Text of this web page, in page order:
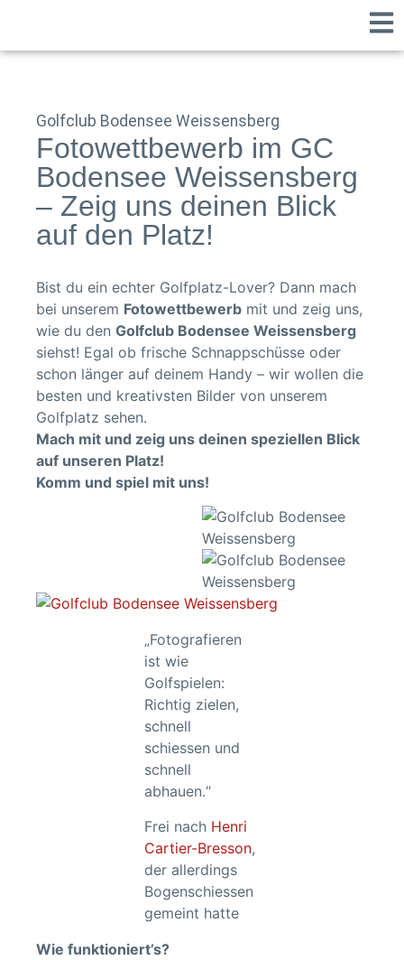
Golfclub Bodensee Weissensberg
Fotowettbewerb im GC
Bodensee Weissensberg
– Zeig uns deinen Blick
auf den Platz!
Bist du ein echter Golfplatz-Lover? Dann mach
bei unserem Fotowettbewerb mit und zeig uns,
wie du den Golfclub Bodensee Weissensberg
siehst! Egal ob frische Schnappschüsse oder
schon länger auf deinem Handy – wir wollen die
besten und kreativsten Bilder von unserem
Golfplatz sehen.
Mach mit und zeig uns deinen speziellen Blick
auf unseren Platz!
Komm und spiel mit uns!
„Fotografieren
ist wie
Golfspielen:
Richtig zielen,
schnell
schiessen und
schnell
abhauen.“
Frei nach Henri
Cartier-Bresson,
der allerdings
Bogenschiessen
gemeint hatte
Wie funktioniert’s?